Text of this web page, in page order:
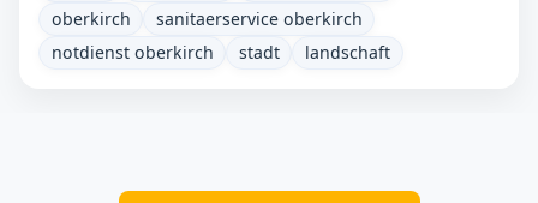
oberkirch
sanitaerservice oberkirch
notdienst oberkirch
stadt landschaft